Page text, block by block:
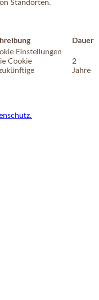
Standorten.
Dauer
Einstellungen
Cookie
2
Jahre